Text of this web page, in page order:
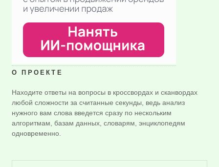
О ПРОЕКТЕ
Находите ответы на вопросы в кроссвордах и сканвордах
любой сложности за считанные секунды, ведь анализ
нужного вам слова введется сразу по нескольким
алгоритмам, базам данных, словарям, энциклопедям
одновременно.